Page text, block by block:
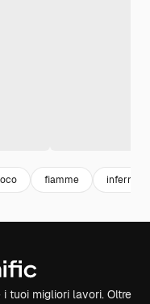
fiamme inferno
tuoi migliori lavori. Oltre